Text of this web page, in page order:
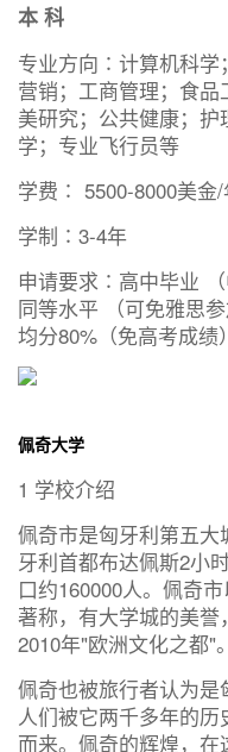
本 科
专业方向∶计算机科学
营销；工商管理；食
美研究；公共健康；
学；专业飞行员等
学费∶ 5500-8000美金
学制∶3-4年
申请要求∶高中毕业
同等水平 （可免雅思
均分80%（免高考成绩）
佩奇大学
1 学校介绍
佩奇市是匈牙利第五
牙利首都布达佩斯2小
口约160000人。佩奇
著称，有大学城的美
2010年"欧洲文化之都"。
佩奇也被旅行者认为是
人们被它两千多年的
而来。佩奇的辉煌，